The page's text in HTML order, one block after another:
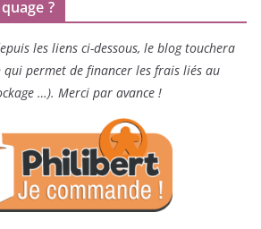
?
les liens ci-dessous, le blog touchera
permet de financer les frais liés au
…). Merci par avance !